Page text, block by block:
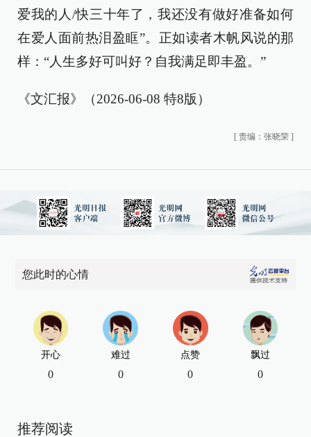
爱我的人/快三十年了，我还没有做好准备如何
在爱人面前热泪盈眶”。正如读者木帆风说的那
样：“人生多好可叫好？自我满足即丰盈。”
《文汇报》（2026-06-08 特8版）
[ 责编：张晓荣 ]
您此时的心情
开心
0
难过
0
点赞
0
飘过
0
推荐阅读